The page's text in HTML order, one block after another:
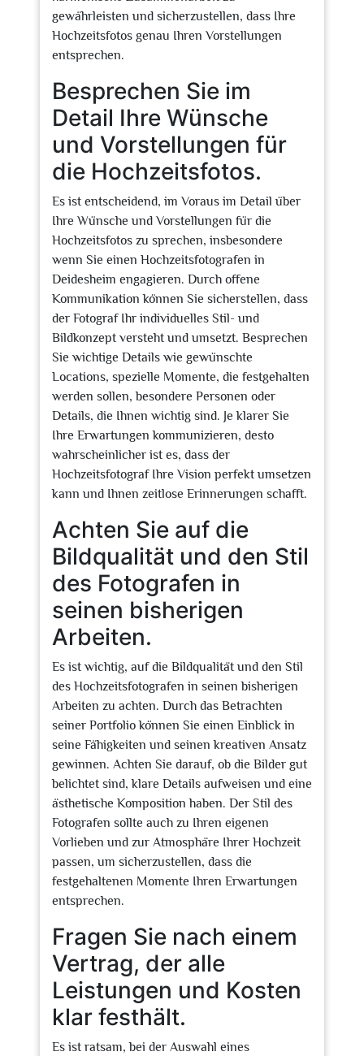
gewährleisten und sicherzustellen, dass Ihre
Hochzeitsfotos genau Ihren Vorstellungen
entsprechen.
Besprechen Sie im
Detail Ihre Wünsche
und Vorstellungen für
die Hochzeitsfotos.
Es ist entscheidend, im Voraus im Detail über
Ihre Wünsche und Vorstellungen für die
Hochzeitsfotos zu sprechen, insbesondere
wenn Sie einen Hochzeitsfotografen in
Deidesheim engagieren. Durch offene
Kommunikation können Sie sicherstellen, dass
der Fotograf Ihr individuelles Stil- und
Bildkonzept versteht und umsetzt. Besprechen
Sie wichtige Details wie gewünschte
Locations, spezielle Momente, die festgehalten
werden sollen, besondere Personen oder
Details, die Ihnen wichtig sind. Je klarer Sie
Ihre Erwartungen kommunizieren, desto
wahrscheinlicher ist es, dass der
Hochzeitsfotograf Ihre Vision perfekt umsetzen
kann und Ihnen zeitlose Erinnerungen schafft.
Achten Sie auf die
Bildqualität und den Stil
des Fotografen in
seinen bisherigen
Arbeiten.
Es ist wichtig, auf die Bildqualität und den Stil
des Hochzeitsfotografen in seinen bisherigen
Arbeiten zu achten. Durch das Betrachten
seiner Portfolio können Sie einen Einblick in
seine Fähigkeiten und seinen kreativen Ansatz
gewinnen. Achten Sie darauf, ob die Bilder gut
belichtet sind, klare Details aufweisen und eine
ästhetische Komposition haben. Der Stil des
Fotografen sollte auch zu Ihren eigenen
Vorlieben und zur Atmosphäre Ihrer Hochzeit
passen, um sicherzustellen, dass die
festgehaltenen Momente Ihren Erwartungen
entsprechen.
Fragen Sie nach einem
Vertrag, der alle
Leistungen und Kosten
klar festhält.
Es ist ratsam, bei der Auswahl eines